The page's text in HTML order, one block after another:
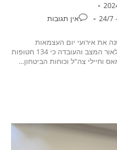
אין תגובות
את אירועי יום העצמאות
למדינת ישראל באופן צנוע, וזאת לאור המצב והעובדה כי 134 חטופות
וחיילי צה"ל וכוחות הביטחון…